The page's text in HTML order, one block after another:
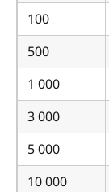
100
500
1 000
3 000
5 000
10 000